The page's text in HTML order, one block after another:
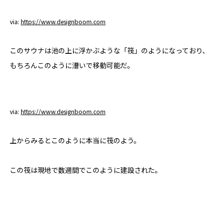
via: https://www.designboom.com
このサウナは池の上に浮かぶような「筏」のようになっており、
もちろんこのように漕いで移動可能だ。
via: https://www.designboom.com
上からみるとこのように本当に筏のよう。
この筏は現地で数週間でこのように建設された。